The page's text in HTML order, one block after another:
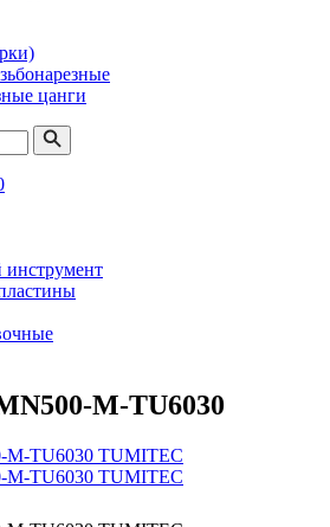
цанги
M-TU6030